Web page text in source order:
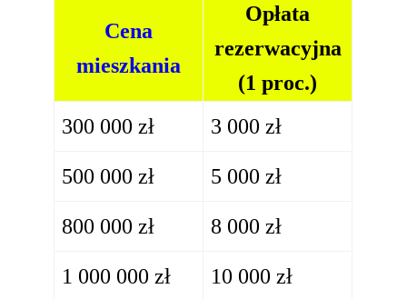
Cena
mieszkania
Opłata
rezerwacyjna
(1 proc.)
300 000 zł
3 000 zł
500 000 zł 5 000 zł
800 000 zł 8 000 zł
1 000 000 zł 10 000 zł